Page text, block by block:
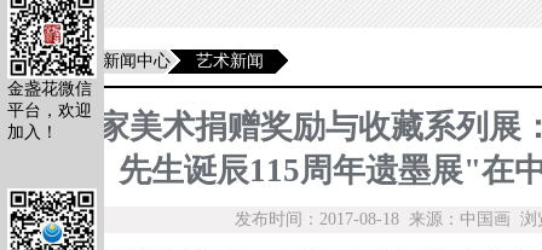
当前位置 新闻中心 艺术新闻
"国家美术捐赠奖励与收藏系列
先生诞辰115周年遗墨展"在
发布时间：2017-08-18 来源：中国画 浏
金盏花微信
平台，欢迎
加入！